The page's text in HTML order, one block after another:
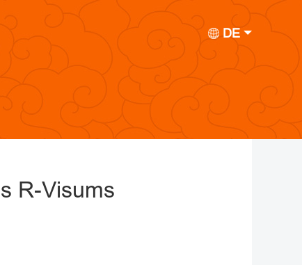
DE
R-Visums